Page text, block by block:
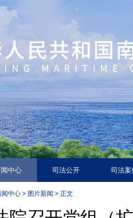
新闻中心 司法公开